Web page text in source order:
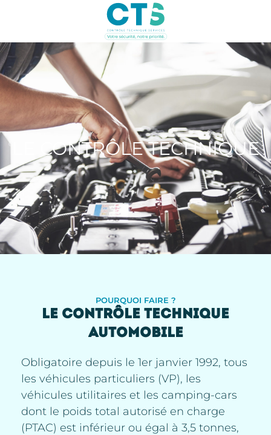
LE CONTRÔLE TECHNIQUE
POURQUOI FAIRE ?
LE CONTRÔLE TECHNIQUE
AUTOMOBILE
Obligatoire depuis le 1er janvier 1992, tous
les véhicules particuliers (VP), les
véhicules utilitaires et les camping-cars
dont le poids total autorisé en charge
(PTAC) est inférieur ou égal à 3,5 tonnes,